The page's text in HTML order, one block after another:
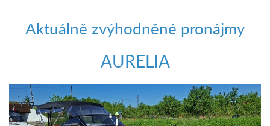
Aktuálně zvýhodněné pronájmy
AURELIA